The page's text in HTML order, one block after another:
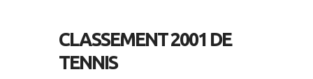
CLASSEMENT 2001 DE
TENNIS